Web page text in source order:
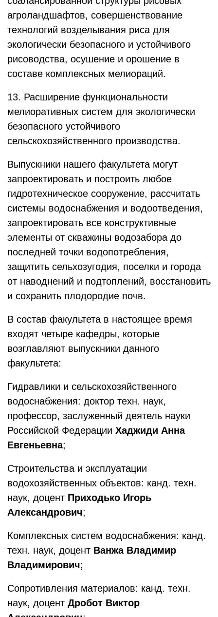
агроландшафтов, совершенствование
технологий возделывания риса для
экологически безопасного и устойчивого
рисоводства, осушение и орошение в
составе комплексных мелиораций.
13. Расширение функциональности
мелиоративных систем для экологически
безопасного устойчивого
сельскохозяйственного производства.
Выпускники нашего факультета могут
запроектировать и построить любое
гидротехническое сооружение, рассчитать
системы водоснабжения и водоотведения,
запроектировать все конструктивные
элементы от скважины водозабора до
последней точки водопотребления,
защитить сельхозугодия, поселки и города
от наводнений и подтоплений, восстановить
и сохранить плодородие почв.
В состав факультета в настоящее время
входят четыре кафедры, которые
возглавляют выпускники данного
факультета:
Гидравлики и сельскохозяйственного
водоснабжения: доктор техн. наук,
профессор, заслуженный деятель науки
Российской Федерации Хаджиди Анна
Евгеньевна;
Строительства и эксплуатации
водохозяйственных объектов: канд. техн.
наук, доцент Приходько Игорь
Александрович;
Комплексных систем водоснабжения: канд.
техн. наук, доцент Ванжа Владимир
Владимирович;
Сопротивления материалов: канд. техн.
наук, доцент Дробот Виктор